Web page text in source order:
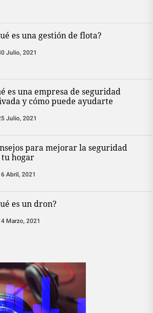
es una gestión de flota?
Julio, 2021
es una empresa de seguridad
y cómo puede ayudarte
Julio, 2021
para mejorar la seguridad
tu hogar
Abril, 2021
es un dron?
Marzo, 2021